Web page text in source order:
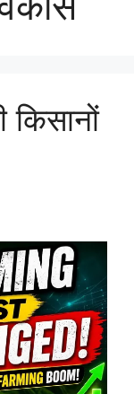
किसानों